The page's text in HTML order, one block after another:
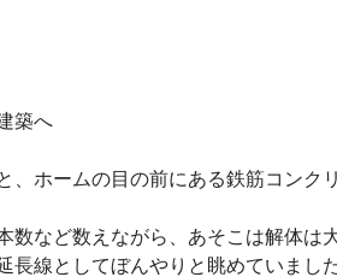
築へ
、ホームの目の前にある鉄筋コンク
数など数えながら、あそこは解体は
線としてぼんやりと眺めていました